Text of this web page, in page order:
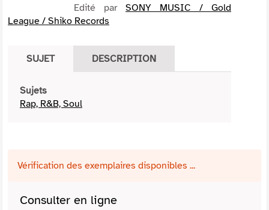
Edité par SONY MUSIC / Gold
League / Shiko Records
SUJET DESCRIPTION
Sujets
Rap, R&B, Soul
Vérification des exemplaires disponibles ...
Consulter en ligne